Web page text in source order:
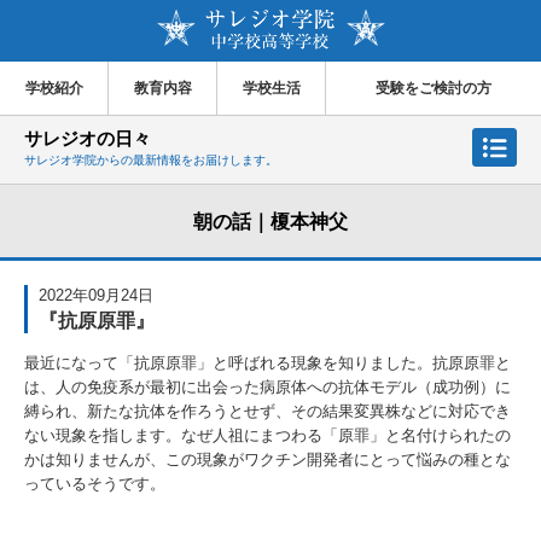
学校紹介 教育内容 学校生活 受験をご検討の方
サレジオの日々
サレジオ学院からの最新情報をお届けします。
朝の話｜榎本神父
2022年09月24日
『抗原原罪』
最近になって「抗原原罪」と呼ばれる現象を知りました。抗原原罪と
は、人の免疫系が最初に出会った病原体への抗体モデル（成功例）に
縛られ、新たな抗体を作ろうとせず、その結果変異株などに対応でき
ない現象を指します。なぜ人祖にまつわる「原罪」と名付けられたの
かは知りませんが、この現象がワクチン開発者にとって悩みの種とな
っているそうです。